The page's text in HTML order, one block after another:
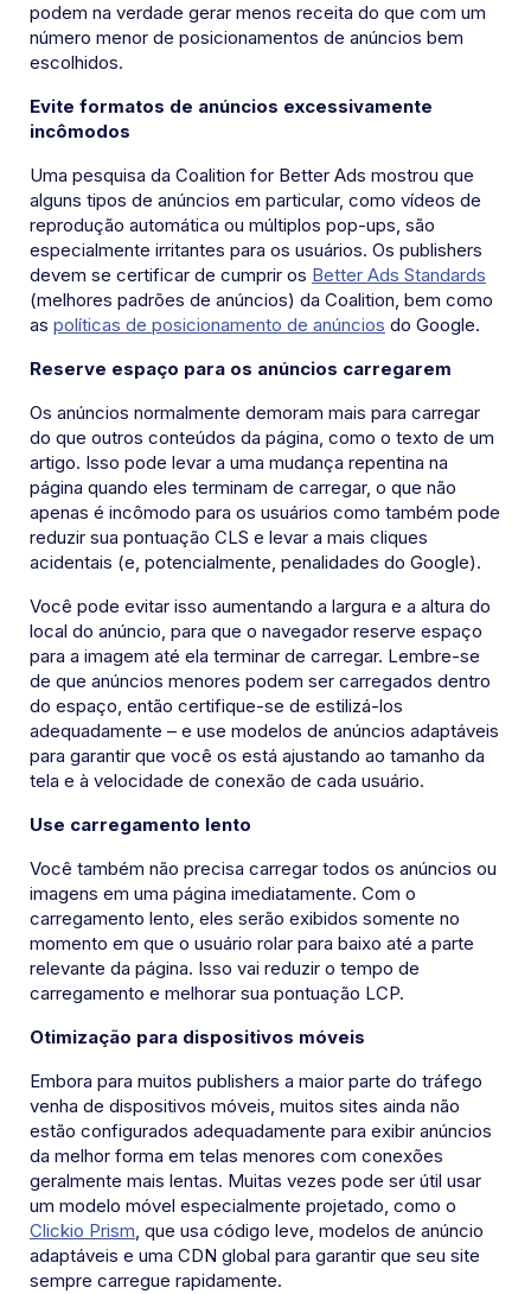
podem na verdade gerar menos receita do que com um
número menor de posicionamentos de anúncios bem
escolhidos.
Evite formatos de anúncios excessivamente
incômodos
Uma pesquisa da Coalition for Better Ads mostrou que
alguns tipos de anúncios em particular, como vídeos de
reprodução automática ou múltiplos pop-ups, são
especialmente irritantes para os usuários. Os publishers
devem se certificar de cumprir os Better Ads Standards
(melhores padrões de anúncios) da Coalition, bem como
as políticas de posicionamento de anúncios do Google.
Reserve espaço para os anúncios carregarem
Os anúncios normalmente demoram mais para carregar
do que outros conteúdos da página, como o texto de um
artigo. Isso pode levar a uma mudança repentina na
página quando eles terminam de carregar, o que não
apenas é incômodo para os usuários como também pode
reduzir sua pontuação CLS e levar a mais cliques
acidentais (e, potencialmente, penalidades do Google).
Você pode evitar isso aumentando a largura e a altura do
local do anúncio, para que o navegador reserve espaço
para a imagem até ela terminar de carregar. Lembre-se
de que anúncios menores podem ser carregados dentro
do espaço, então certifique-se de estilizá-los
adequadamente – e use modelos de anúncios adaptáveis
para garantir que você os está ajustando ao tamanho da
tela e à velocidade de conexão de cada usuário.
Use carregamento lento
Você também não precisa carregar todos os anúncios ou
imagens em uma página imediatamente. Com o
carregamento lento, eles serão exibidos somente no
momento em que o usuário rolar para baixo até a parte
relevante da página. Isso vai reduzir o tempo de
carregamento e melhorar sua pontuação LCP.
Otimização para dispositivos móveis
Embora para muitos publishers a maior parte do tráfego
venha de dispositivos móveis, muitos sites ainda não
estão configurados adequadamente para exibir anúncios
da melhor forma em telas menores com conexões
geralmente mais lentas. Muitas vezes pode ser útil usar
um modelo móvel especialmente projetado, como o
Clickio Prism, que usa código leve, modelos de anúncio
adaptáveis e uma CDN global para garantir que seu site
sempre carregue rapidamente.